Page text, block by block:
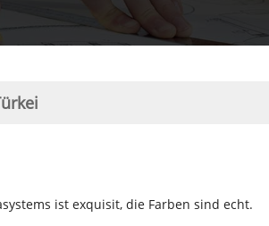
ist exquisit, die Farben sind echt.